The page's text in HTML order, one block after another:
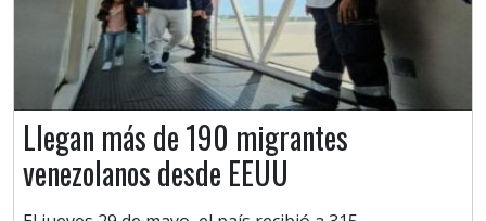
Llegan más de 190 migrantes
venezolanos desde EEUU